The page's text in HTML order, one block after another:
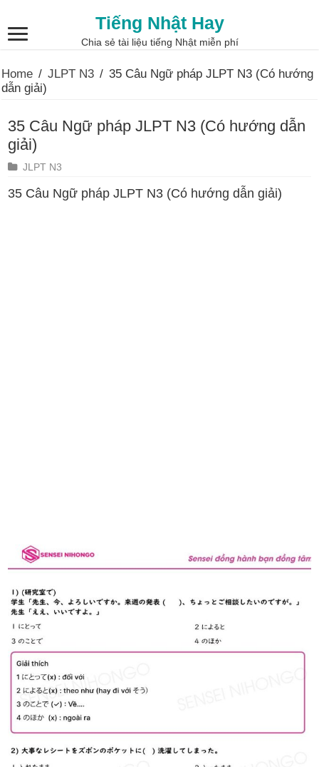
Tiếng Nhật Hay
Chia sẻ tài liệu tiếng Nhật miễn phí
Home / JLPT N3 / 35 Câu Ngữ pháp JLPT N3 (Có hướng
dẫn giải)
35 Câu Ngữ pháp JLPT N3 (Có hướng dẫn
giải)
JLPT N3
35 Câu Ngữ pháp JLPT N3 (Có hướng dẫn giải)